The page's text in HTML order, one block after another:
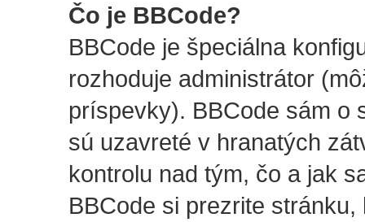
Čo je BBCode?
BBCode je špeciálna
rozhoduje administrátor
príspevky). BBCode sám o
sú uzavreté v hranatých
kontrolu nad tým, čo a jak
BBCode si prezrite